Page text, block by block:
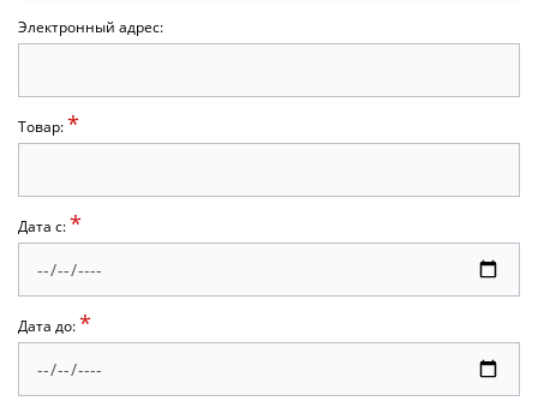
Электронный адрес:
Товар:*
Дата с:*
Дата до:*